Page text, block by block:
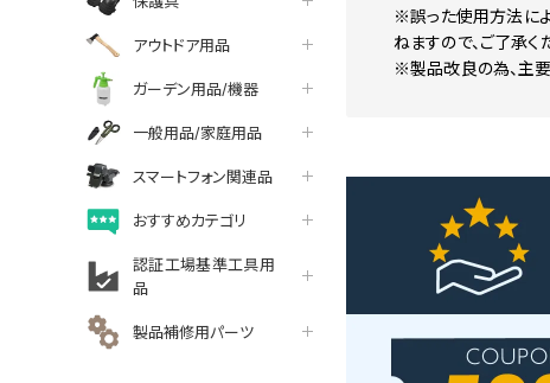
アウトドア用品
ガーデン用品/機器
一般用品/家庭用品
スマートフォン関連品
おすすめカテゴリ
認証工場基準工具用
品
製品補修用パーツ
※誤った使用方法に
ねますので、ご了承く
※製品改良の為、主要